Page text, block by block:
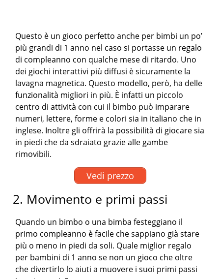
Questo è un gioco perfetto anche per bimbi un po’
più grandi di 1 anno nel caso si portasse un regalo
di compleanno con qualche mese di ritardo. Uno
dei giochi interattivi più diffusi è sicuramente la
lavagna magnetica. Questo modello, però, ha delle
funzionalità migliori in più. È infatti un piccolo
centro di attività con cui il bimbo può imparare
numeri, lettere, forme e colori sia in italiano che in
inglese. Inoltre gli offrirà la possibilità di giocare sia
in piedi che da sdraiato grazie alle gambe
rimovibili.
Vedi prezzo
2. Movimento e primi passi
Quando un bimbo o una bimba festeggiano il
primo compleanno è facile che sappiano già stare
più o meno in piedi da soli. Quale miglior regalo
per bambini di 1 anno se non un gioco che oltre
che divertirlo lo aiuti a muovere i suoi primi passi